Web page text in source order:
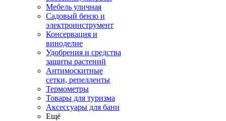
Мебель уличная
Садовый бензо и
электроинструмент
Консервация и
виноделие
Удобрения и средства
защиты растений
Антимоскитные
сетки, репелленты
Термометры
Товары для туризма
Аксессуары для бани
Ещё